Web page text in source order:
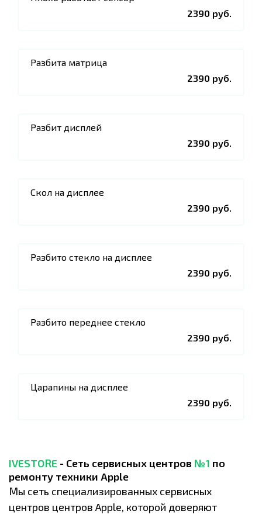
2390 руб.
Разбита матрица
2390 руб.
Разбит дисплей
2390 руб.
Скол на дисплее
2390 руб.
Разбито стекло на дисплее
2390 руб.
Разбито переднее стекло
2390 руб.
Царапины на дисплее
2390 руб.
IVESTORE - Сеть сервисных центров №1 по
ремонту техники Apple
Мы сеть специализированных сервисных
центров центров Apple, которой доверяют